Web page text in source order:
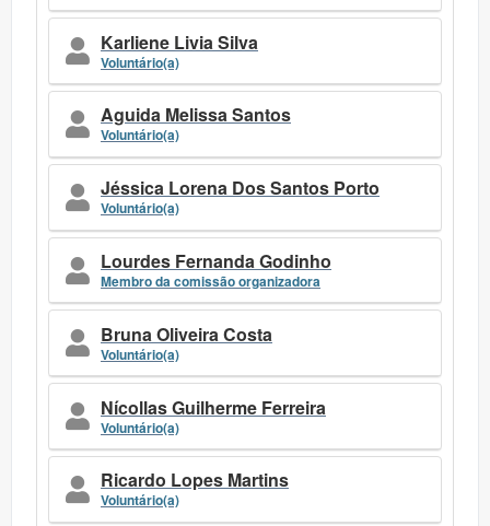
Karliene Livia Silva
Voluntário(a)
Aguida Melissa Santos
Voluntário(a)
Jéssica Lorena Dos Santos Porto
Voluntário(a)
Lourdes Fernanda Godinho
Membro da comissão organizadora
Bruna Oliveira Costa
Voluntário(a)
Nícollas Guilherme Ferreira
Voluntário(a)
Ricardo Lopes Martins
Voluntário(a)